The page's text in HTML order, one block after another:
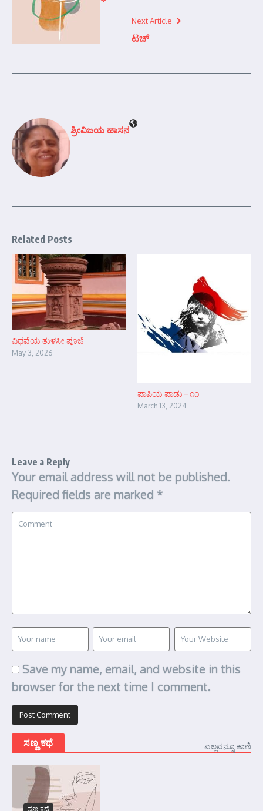
Next Article
ಟಚ್
ಶ್ರೀವಿಜಯ ಹಾಸನ
Related Posts
ವಿಧವೆಯ ತುಳಸೀ ಪೂಜೆ
May 3, 2026
ಪಾಪಿಯ ಪಾಡು – ೧೧
March 13, 2024
Leave a Reply
Your email address will not be published.
Required fields are marked *
Save my name, email, and website in this
browser for the next time I comment.
ಸಣ್ಣ ಕಥೆ ಎಲ್ಲವನ್ನೂ ಕಾಣಿ
ಸಣ್ಣ ಕಥೆ